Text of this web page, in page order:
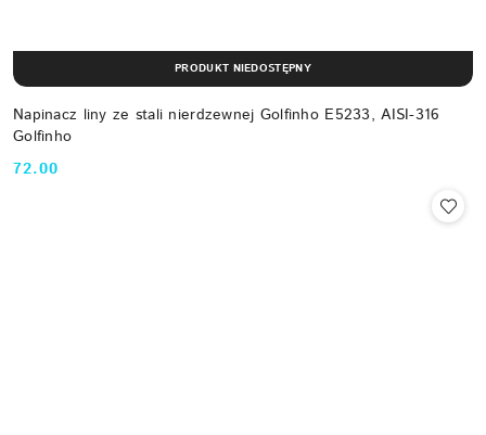
Napinacz liny ze stali nierdzewnej Golfinho E5233, AISI-316
Golfinho
Cena:
72.00
PRODUKT NIEDOSTĘPNY